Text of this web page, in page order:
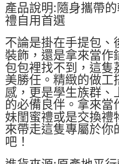
產品說明:隨身攜帶
禮自用首選
不論是掛在手提包、
裝飾，還是拿來當作
包包裡找不到，這隻
美勝任。精緻的做工
感，更是學生族群、
的必備良伴。拿來當
妹閨蜜禮或是交換禮
來帶走這隻專屬於你
吧！